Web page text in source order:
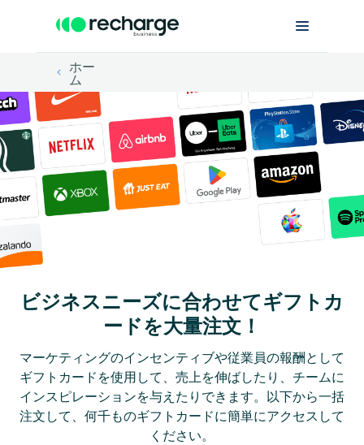
ホー
ム
ビジネスニーズに合わせてギフトカ
ードを大量注文！
マーケティングのインセンティブや従業員の報酬として
ギフトカードを使用して、売上を伸ばしたり、チームに
インスピレーションを与えたりできます。以下から一括
注文して、何千ものギフトカードに簡単にアクセスして
ください。